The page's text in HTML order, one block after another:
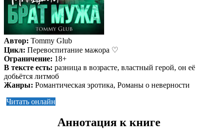
Автор: Tommy Glub
Цикл: Перевоспитание мажора ♡
Ограничение: 18+
В тексте есть: разница в возрасте, властный герой, он её
добьётся литмоб
Жанры: Романтическая эротика, Романы о неверности
Читать онлайн
Аннотация к книге